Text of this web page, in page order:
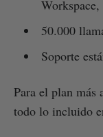
50.000
Soporte
Para el plan más
todo lo incluido